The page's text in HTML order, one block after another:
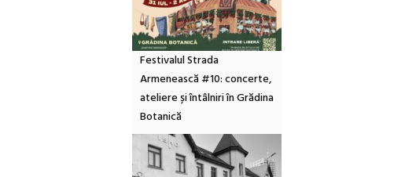
Festivalul Strada
Armenească #10: concerte,
ateliere și întâlniri în Grădina
Botanică